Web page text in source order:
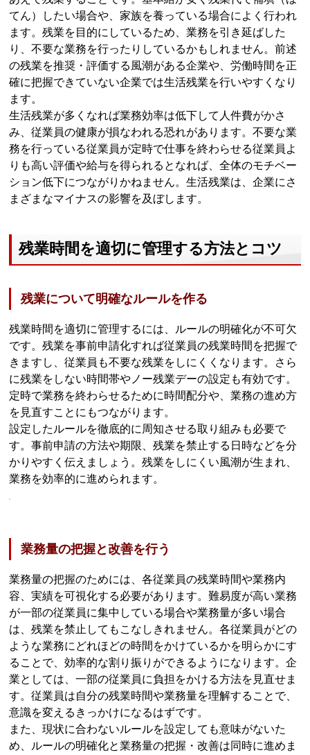
てん）したい場合や、家族を養っている場合によく行われ
ます。残業を目的にしているため、業務を引き延ばした
り、不要な業務を行ったりしているかもしれません。前述
の残業を推奨・評価する風潮がある企業や、労働時間を正
確に把握できていない企業では生活残業を行いやすくなり
ます。
生活残業が多くなれば業務効率は低下して人件費がかさ
み、従業員の健康が損なわれる恐れがあります。不要な業
務を行っている従業員が定時で仕事を終わらせる従業員よ
りも高い評価や給与を得られるとなれば、全体のモチベー
ション低下につながりかねません。生活残業は、企業にさ
まざまなマイナスの影響を及ぼします。
残業時間を適切に管理する方法とコツ
残業について明確なルールを作る
残業時間を適切に管理するには、ルールの明確化が不可欠
です。残業を事前申請化すれば従業員の残業時間を把握で
きますし、従業員も不要な残業をしにくくなります。さら
に残業をしない時間帯やノー残業デーの設定も有効です。
定時で業務を終わらせるために時間配分や、業務の進め方
を見直すことにもつながります。
設定したルールを徹底的に周知させる取り組みも必要で
す。事前申請の方法や期限、残業を禁止する日時などを分
かりやすく伝えましょう。残業をしにくい風潮が生まれ、
業務を効率的に進められます。
業務量の把握と改善を行う
業務量の把握のためには、各従業員の残業時間や業務内
容、実績を可視化する必要があります。難易度が高い業務
が一部の従業員に集中している場合や業務量が多い場合
は、残業を禁止してもこなしきれません。各従業員がどの
ような業務にどれほどの時間をかけているかを明らかにす
ることで、効率的な割り振りができるようになります。企
業としては、一部の従業員に負担をかける方法を見直せま
す。従業員は自分の残業時間や業務量を理解することで、
意識を変えるきっかけになるはずです。
また、現状に合わないルールを設定しても意味がないた
め、ルールの明確化と業務量の把握・改善は同時に進めま